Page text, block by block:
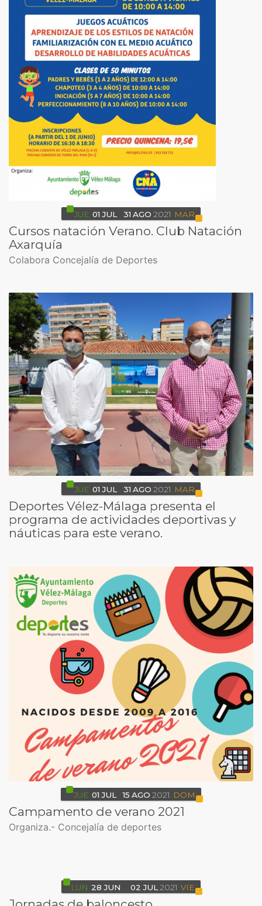
JUE 01 JUL 31 AGO 2021 MAR
Cursos natación Verano. Club Natación
Axarquía
Colabora Concejalía de Deportes
JUE 01 JUL 31 AGO 2021 MAR
Deportes Vélez-Málaga presenta el
programa de actividades deportivas y
náuticas para este verano.
JUE 01 JUL 15 AGO 2021 DOM
Campamento de verano 2021
Organiza.- Concejalía de deportes
LUN 28 JUN 02 JUL2021 VIE